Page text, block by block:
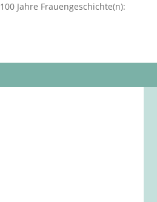
100 Jahre Frauengeschichte(n):